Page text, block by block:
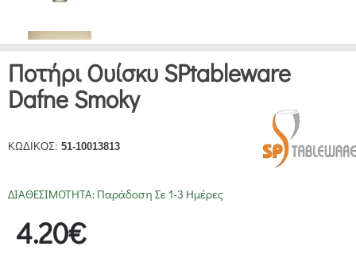
Ποτήρι Ουίσκυ SPtableware
Dafne Smoky
ΚΩΔΙΚΟΣ: 51-10013813
ΔΙΑΘΕΣΙΜΟΤΗΤΑ: Παράδοση Σε 1-3 Ημέρες
4.20€